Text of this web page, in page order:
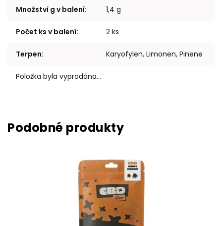
Množství g v balení: 1,4 g
Počet ks v balení: 2 ks
Terpen: Karyofylen, Limonen, Pinene
Položka byla vyprodána…